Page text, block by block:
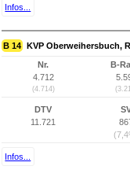
Infos...
B 14 KVP Oberweihersbuch,
Nr.
4.712
(4.714)
B-
DTV
11.721
Infos...